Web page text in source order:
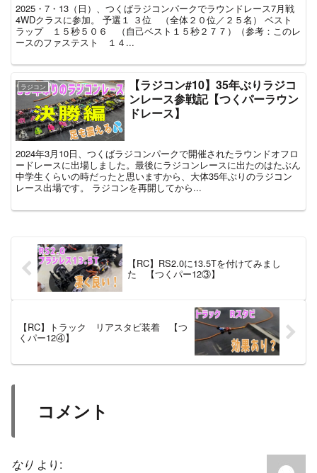
2025・7・13（日）、つくばラジコンパークでラウンドレース7月戦
4WDクラスに参加。 予選１ ３位 （全体２０位／２５名） ベスト
ラップ １５秒５０６ （自己ベスト１５秒２７７）（参考：このレ
ースのファステスト １４...
ラジコン
【ラジコン#10】35年ぶりラジコ
ンレース参戦記【つくパーラウン
ドレース】
2024年3月10日、つくばラジコンパークで開催されたラウンドオフロ
ードレースに出場しました。最後にラジコンレースに出たのはたぶん
中学生くらいの時だったと思いますから、大体35年ぶりのラジコン
レース出場です。 ラジコンを再開してから...
【RC】RS2.0に13.5Tを付けてみまし
た 【つくパー12③】
【RC】トラック リアスタビ装着 【つ
くパー12④】
コメント
なり より: